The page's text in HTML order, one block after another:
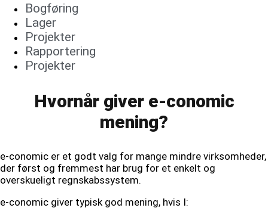
Bogføring
Lager
Projekter
Rapportering
Projekter
Hvornår giver e-conomic
mening?
e-conomic er et godt valg for mange mindre virksomheder,
der først og fremmest har brug for et enkelt og
overskueligt regnskabssystem.
e-conomic giver typisk god mening, hvis I: